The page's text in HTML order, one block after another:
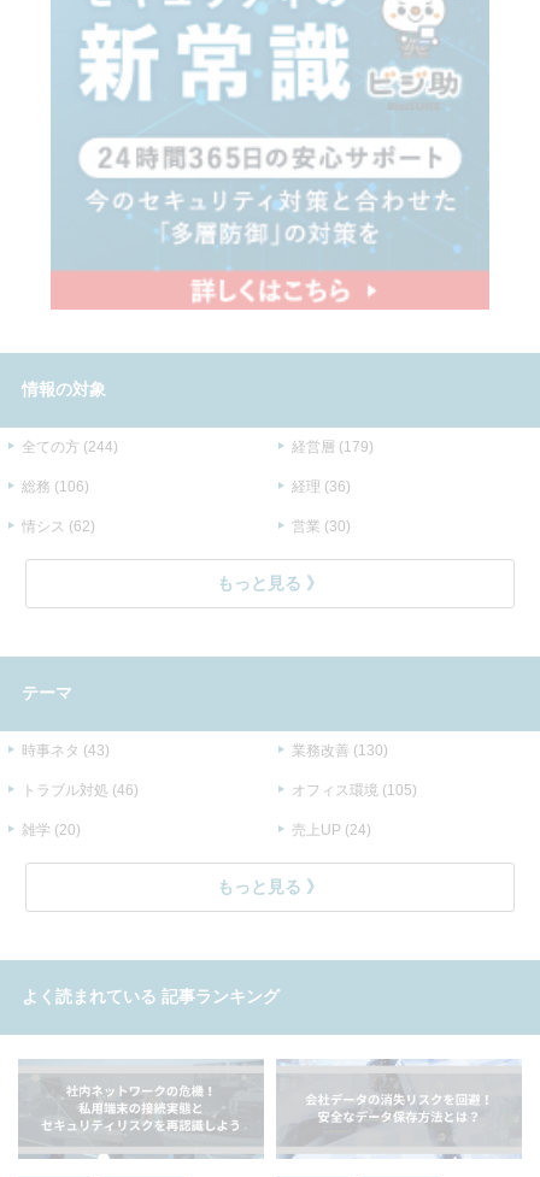
情報の対象
全ての方 (244) 経営層 (179)
総務 (106) 経理 (36)
情シス (62) 営業 (30)
もっと見る
テーマ
時事ネタ (43) 業務改善 (130)
トラブル対処 (46) オフィス環境 (105)
雑学 (20) 売上UP (24)
もっと見る
よく読まれている 記事ランキング